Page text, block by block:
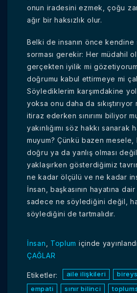
onun iradesini ezmek, çoğu
ağır bir haksızlık olur.
Belki de insanın önce kendine
sorması gerekir: Her müdahil
gerçekten iyilik mi
doğrumu kabul ettirmeye mi
Söylediklerim karşımdakine yol
yoksa onu daha da sıkıştırıyor
itiraz ederken sınırımı biliyor
yakınlığımı söz hakkı sanarak
muyum? Çünkü bazen mesele,
doğru ya da yanlış olması
yaklaşırken gösterdiğimiz
ne kadar ölçülü ve ne kadar
İnsan, başkasının hayatına
sadece ne söylediğini değil,
söylediğini de tartmalıdır.
İnsan Toplum içinde
ÇAĞLAR
Etiketler: aile ilişkileri
empati
sınır bilinci